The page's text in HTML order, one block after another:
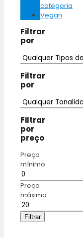
categoria
Vegan
Filtrar
por
Filtrar
por
Filtrar
por
preço
Preço
mínimo
Preço
máximo
Filtrar